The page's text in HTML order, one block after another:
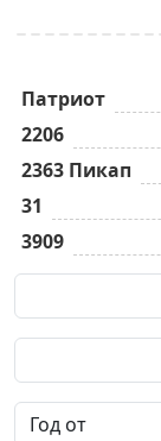
Патриот
2206
2363 Пикап
31
3909